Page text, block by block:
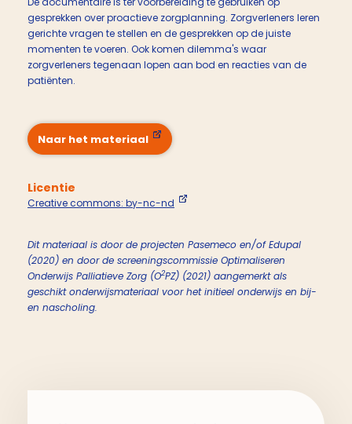
gesprekken over proactieve zorgplanning. Zorgverleners leren
gerichte vragen te stellen en de gesprekken op de juiste
momenten te voeren. Ook komen dilemma's waar
zorgverleners tegenaan lopen aan bod en reacties van de
patiënten.
Naar het materiaal
Licentie
Creative commons: by-nc-nd
Dit materiaal is door de projecten Pasemeco en/of Edupal
(2020) en door de screeningscommissie Optimaliseren
Onderwijs Palliatieve Zorg (O2PZ) (2021) aangemerkt als
geschikt onderwijsmateriaal voor het initieel onderwijs en bij-
en nascholing.